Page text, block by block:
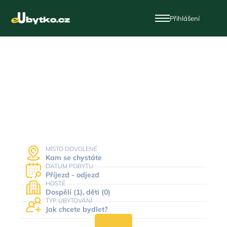
Přihlášení
MÍSTO DOVOLENÉ
Kam se chystáte
DATUM POBYTU
Příjezd - odjezd
HOSTÉ
Dospělí (1), děti (0)
TYP UBYTOVÁNÍ
Jak chcete bydlet?